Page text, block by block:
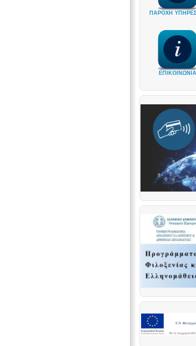
ΠΑΡΟΧΗ
ΕΠΙΚΟΙΝΩΝΙΑ